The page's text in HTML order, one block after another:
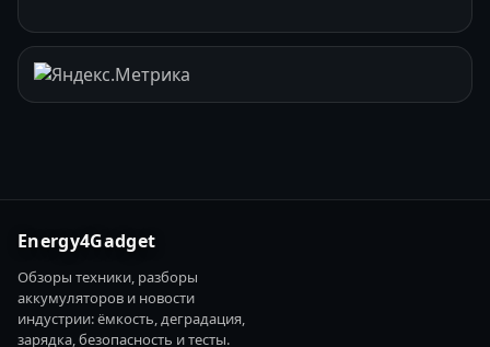
Energy4Gadget
Обзоры техники, разборы
аккумуляторов и новости
индустрии: ёмкость, деградация,
зарядка, безопасность и тесты.